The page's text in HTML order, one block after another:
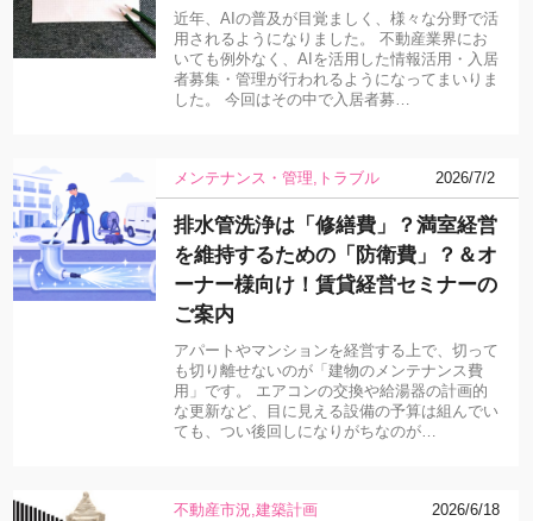
近年、AIの普及が目覚ましく、様々な分野で活
用されるようになりました。 不動産業界にお
いても例外なく、AIを活用した情報活用・入居
者募集・管理が行われるようになってまいりま
した。 今回はその中で入居者募…
メンテナンス・管理 トラブル 2026/7/2
排水管洗浄は「修繕費」？満室経営
を維持するための「防衛費」？＆オ
ーナー様向け！賃貸経営セミナーの
ご案内
アパートやマンションを経営する上で、切って
も切り離せないのが「建物のメンテナンス費
用」です。 エアコンの交換や給湯器の計画的
な更新など、目に見える設備の予算は組んでい
ても、つい後回しになりがちなのが…
不動産市況 建築計画 2026/6/18